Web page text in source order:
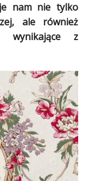
nam nie tylko
ale również
wynikające z